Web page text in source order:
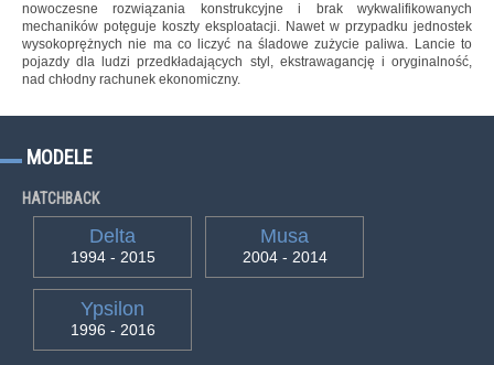
nowoczesne rozwiązania konstrukcyjne i brak wykwalifikowanych
mechaników potęguje koszty eksploatacji. Nawet w przypadku jednostek
wysokoprężnych nie ma co liczyć na śladowe zużycie paliwa. Lancie to
pojazdy dla ludzi przedkładających styl, ekstrawagancję i oryginalność,
nad chłodny rachunek ekonomiczny.
MODELE
HATCHBACK
Delta
1994 - 2015
Musa
2004 - 2014
Ypsilon
1996 - 2016